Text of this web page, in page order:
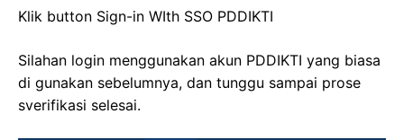
Klik button Sign-in WIth SSO PDDIKTI
Silahan login menggunakan akun PDDIKTI yang biasa
di gunakan sebelumnya, dan tunggu sampai prose
sverifikasi selesai.